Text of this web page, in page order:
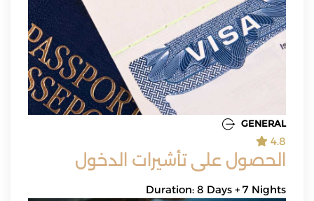
GENERAL
4.8
الحصول على تأشيرات الدخول
Duration: 8 Days + 7 Nights